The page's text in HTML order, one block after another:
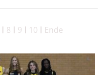
8 9 10 Ende